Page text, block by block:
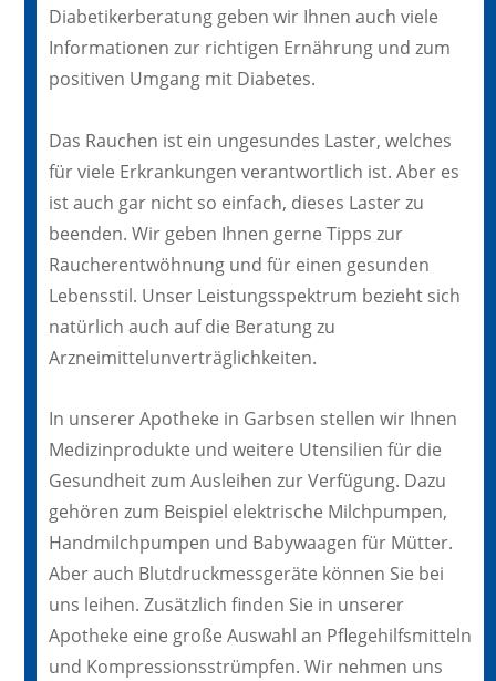
Diabetikerberatung geben wir Ihnen auch viele
Informationen zur richtigen Ernährung und zum
positiven Umgang mit Diabetes.
Das Rauchen ist ein ungesundes Laster, welches
für viele Erkrankungen verantwortlich ist. Aber es
ist auch gar nicht so einfach, dieses Laster zu
beenden. Wir geben Ihnen gerne Tipps zur
Raucherentwöhnung und für einen gesunden
Lebensstil. Unser Leistungsspektrum bezieht sich
natürlich auch auf die Beratung zu
Arzneimittelunverträglichkeiten.
In unserer Apotheke in Garbsen stellen wir Ihnen
Medizinprodukte und weitere Utensilien für die
Gesundheit zum Ausleihen zur Verfügung. Dazu
gehören zum Beispiel elektrische Milchpumpen,
Handmilchpumpen und Babywaagen für Mütter.
Aber auch Blutdruckmessgeräte können Sie bei
uns leihen. Zusätzlich finden Sie in unserer
Apotheke eine große Auswahl an Pflegehilfsmitteln
und Kompressionsstrümpfen. Wir nehmen uns